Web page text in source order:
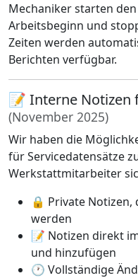
Mechaniker starten
Arbeitsbeginn und
Zeiten werden
Berichten verfügbar.
📝 Interne Notizen
(November 2025)
Wir haben die
für Servicedatensätze
Werkstattmitarbeiter
🔒 Private
werden
📝 Notizen direkt
und hinzufügen
🕐 Vollständige